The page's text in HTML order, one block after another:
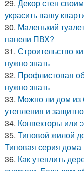
29. Декор стен
украсить вашу
30. Маленький
панели ПВХ?
31. Строительство
нужно знать
32. Профлистовая
нужно знать
33. Можно ли дом из
утепления и
34. Конвекторы или
35. Типовой жилой
Типовая серия
36. Как утеплить